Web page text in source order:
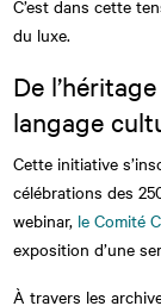
C’est dans cette
du luxe.
De
langage
Cette initiative
célébrations des
webinar, le Comité
exposition d’une
À travers les